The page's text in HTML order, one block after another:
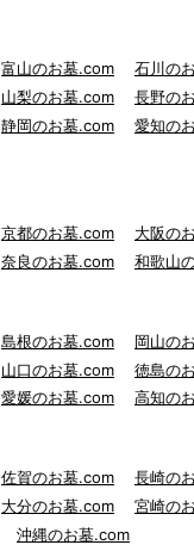
富山のお墓.com
石川の
山梨のお墓.com
長野の
静岡のお墓.com
愛知の
京都のお墓.com
大阪の
奈良のお墓.com 和歌山
島根のお墓.com
岡山の
山口のお墓.com
徳島の
愛媛のお墓.com 高知の
佐賀のお墓.com
長崎の
大分のお墓.com
宮崎の
沖縄のお墓.com